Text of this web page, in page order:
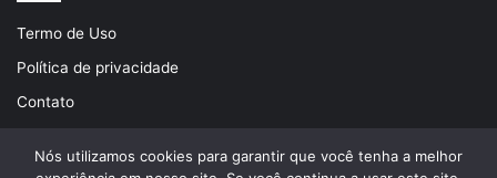
Termo de Uso
Política de privacidade
Contato
Nós utilizamos cookies para garantir que você tenha a melhor